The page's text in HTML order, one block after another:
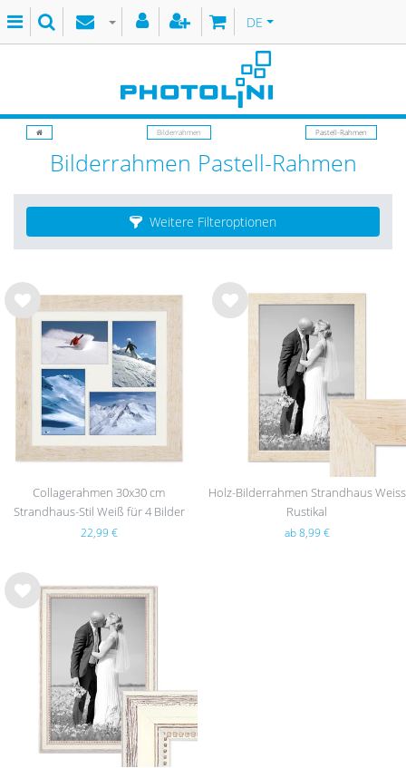
DE
Bilderrahmen Pastell-Rahmen
Bilderrahmen Pastell-Rahmen
Weitere Filteroptionen
Wu
nsc
e
Collagerahmen 30x30 cm
Strandhaus-Stil Weiß für 4 Bilder
22,99 €
Wu
Holz-Bilderrahmen Strandhaus Weiss
Rustikal
ab 8,99 €
Wu